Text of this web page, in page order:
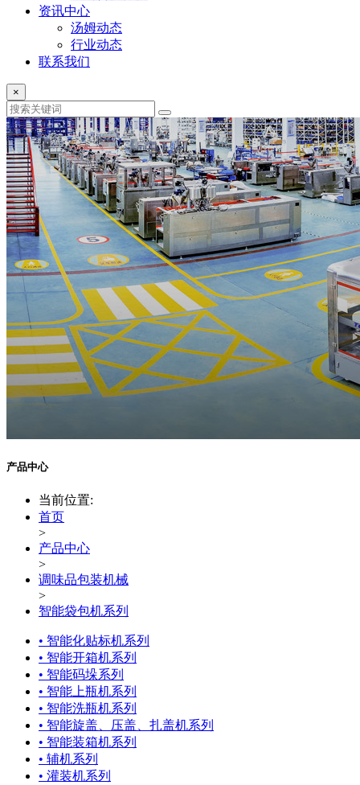
资讯中心
汤姆动态
行业动态
联系我们
×
产品中心
当前位置:
首页
>
产品中心
>
调味品包装机械
>
智能袋包机系列
• 智能化贴标机系列
• 智能开箱机系列
• 智能码垛系列
• 智能上瓶机系列
• 智能洗瓶机系列
• 智能旋盖、压盖、扎盖机系列
• 智能装箱机系列
• 辅机系列
• 灌装机系列